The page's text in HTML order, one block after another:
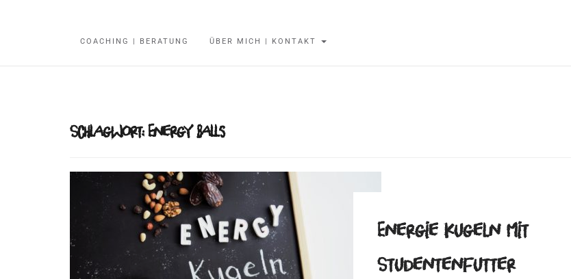
COACHING | BERATUNG ÜBER MICH | KONTAKT
Schlagwort:Energy Balls
Energie Kugeln mit
Studentenfutter